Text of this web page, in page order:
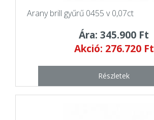
Arany brill gyűrű 0455 v 0,07ct
Ára: 345.900 Ft
Akció: 276.720 Ft
Részletek